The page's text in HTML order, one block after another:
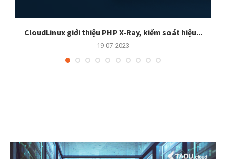
CloudLinux giới thiệu PHP X-Ray, kiểm soát hiệu...
19-07-2023